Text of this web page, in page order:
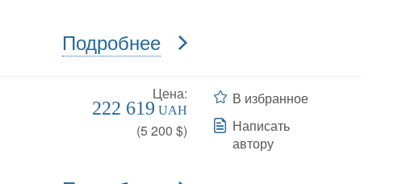
Подробнее
Цена:
222 619 UAH
(5 200 $)
В избранное
Написать
автору